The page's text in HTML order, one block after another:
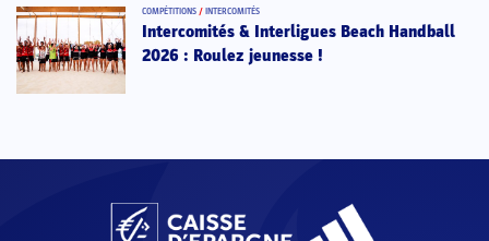
COMPÉTITIONS / INTERCOMITÉS
Intercomités & Interligues Beach Handball
2026 : Roulez jeunesse !